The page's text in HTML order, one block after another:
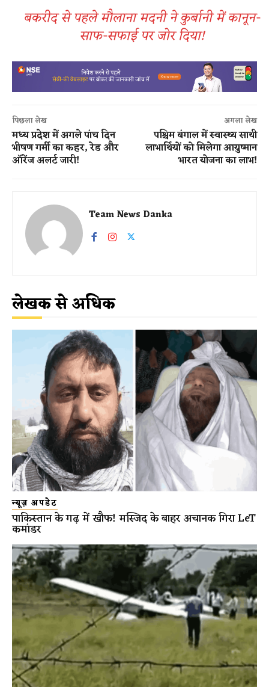
बकरीद से पहले मौलाना मदनी ने कुर्बानी में कानून-
साफ-सफाई पर जोर दिया!
पिछला लेख
मध्य प्रदेश में अगले पांच दिन
भीषण गर्मी का कहर, रेड और
ऑरेंज अलर्ट जारी!
अगला लेख
पश्चिम बंगाल में स्वास्थ्य साथी
लाभार्थियों को मिलेगा आयुष्मान
भारत योजना का लाभ!
Team News Danka
लेखक से अधिक
न्यूज़ अपडेट
पाकिस्तान के गढ़ में खौफ! मस्जिद के बाहर अचानक गिरा LeT
कमांडर